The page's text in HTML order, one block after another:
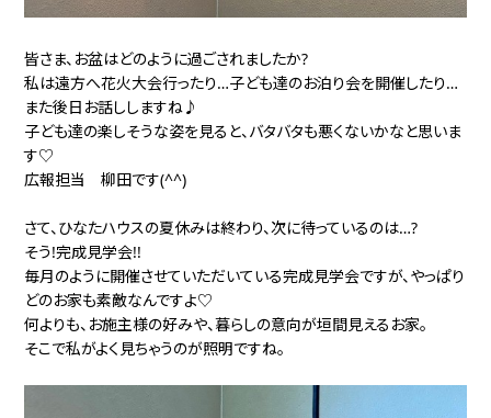
皆さま、お盆はどのように過ごされましたか?
私は遠方へ花火大会行ったり…子ども達のお泊り会を開催したり…
また後日お話ししますね♪
子ども達の楽しそうな姿を見ると、バタバタも悪くないかなと思いま
す♡
広報担当 柳田です(^^)
さて、ひなたハウスの夏休みは終わり、次に待っているのは…?
そう!完成見学会!!
毎月のように開催させていただいている完成見学会ですが、やっぱり
どのお家も素敵なんですよ♡
何よりも、お施主様の好みや、暮らしの意向が垣間見えるお家。
そこで私がよく見ちゃうのが照明ですね。